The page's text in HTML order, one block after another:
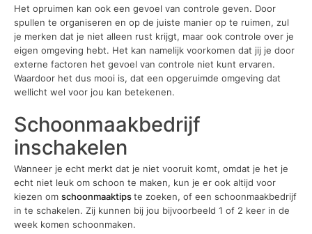
Het opruimen kan ook een gevoel van controle geven. Door
spullen te organiseren en op de juiste manier op te ruimen, zul
je merken dat je niet alleen rust krijgt, maar ook controle over je
eigen omgeving hebt. Het kan namelijk voorkomen dat jij je door
externe factoren het gevoel van controle niet kunt ervaren.
Waardoor het dus mooi is, dat een opgeruimde omgeving dat
wellicht wel voor jou kan betekenen.
Schoonmaakbedrijf
inschakelen
Wanneer je echt merkt dat je niet vooruit komt, omdat je het je
echt niet leuk om schoon te maken, kun je er ook altijd voor
kiezen om schoonmaaktipste zoeken, of een schoonmaakbedrijf
in te schakelen. Zij kunnen bij jou bijvoorbeeld 1 of 2 keer in de
week komen schoonmaken.